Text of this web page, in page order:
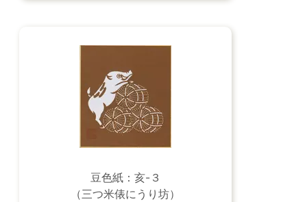
豆色紙：亥-３
（三つ米俵にうり坊）